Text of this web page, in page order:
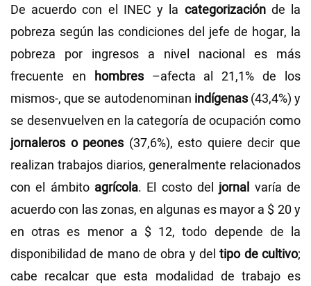
De acuerdo con el INEC y la categorizaciónde la
pobreza según las condiciones del jefe de hogar, la
pobreza por ingresos a nivel nacional es más
frecuente en hombres–afecta al 21,1% de los
mismos-, que se autodenominan indígenas(43,4%) y
se desenvuelven en la categoría de ocupación como
jornaleros o peones (37,6%), esto quiere decir que
realizan trabajos diarios, generalmente relacionados
con el ámbito agrícola. El costo del jornal varía de
acuerdo con las zonas, en algunas es mayor a $ 20 y
en otras es menor a $ 12, todo depende de la
disponibilidad de mano de obra y deltipo de cultivo;
cabe recalcar que esta modalidad de trabajo es